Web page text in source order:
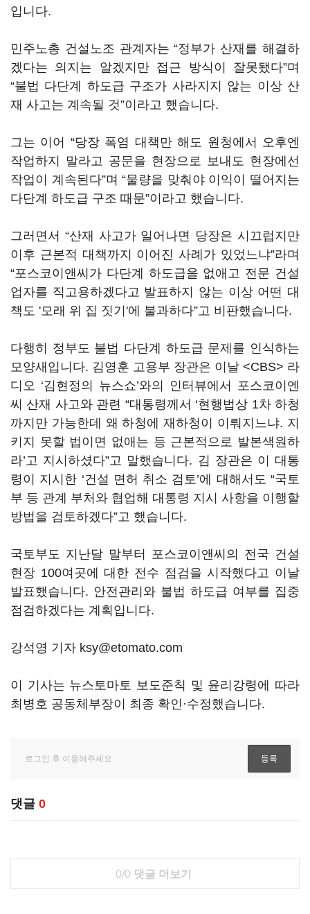
입니다.
민주노총 건설노조 관계자는 “정부가 산재를 해결하
겠다는 의지는 알겠지만 접근 방식이 잘못됐다”며
“불법 다단계 하도급 구조가 사라지지 않는 이상 산
재 사고는 계속될 것”이라고 했습니다.
그는 이어 “당장 폭염 대책만 해도 원청에서 오후엔
작업하지 말라고 공문을 현장으로 보내도 현장에선
작업이 계속된다”며 “물량을 맞춰야 이익이 떨어지는
다단계 하도급 구조 때문”이라고 했습니다.
그러면서 “산재 사고가 일어나면 당장은 시끄럽지만
이후 근본적 대책까지 이어진 사례가 있었느냐”라며
“포스코이앤씨가 다단계 하도급을 없애고 전문 건설
업자를 직고용하겠다고 발표하지 않는 이상 어떤 대
책도 '모래 위 집 짓기'에 불과하다”고 비판했습니다.
다행히 정부도 불법 다단계 하도급 문제를 인식하는
모양새입니다. 김영훈 고용부 장관은 이날 <CBS> 라
디오 ‘김현정의 뉴스쇼’와의 인터뷰에서 포스코이엔
씨 산재 사고와 관련 “대통령께서 ‘현행법상 1차 하청
까지만 가능한데 왜 하청에 재하청이 이뤄지느냐. 지
키지 못할 법이면 없애는 등 근본적으로 발본색원하
라’고 지시하셨다”고 말했습니다. 김 장관은 이 대통
령이 지시한 ‘건설 면허 취소 검토’에 대해서도 “국토
부 등 관계 부처와 협업해 대통령 지시 사항을 이행할
방법을 검토하겠다”고 했습니다.
국토부도 지난달 말부터 포스코이앤씨의 전국 건설
현장 100여곳에 대한 전수 점검을 시작했다고 이날
발표했습니다. 안전관리와 불법 하도급 여부를 집중
점검하겠다는 계획입니다.
강석영 기자 ksy@etomato.com
이 기사는 뉴스토마토 보도준칙 및 윤리강령에 따라
최병호 공동체부장이 최종 확인·수정했습니다.
댓글 0
0/0 댓글 더보기